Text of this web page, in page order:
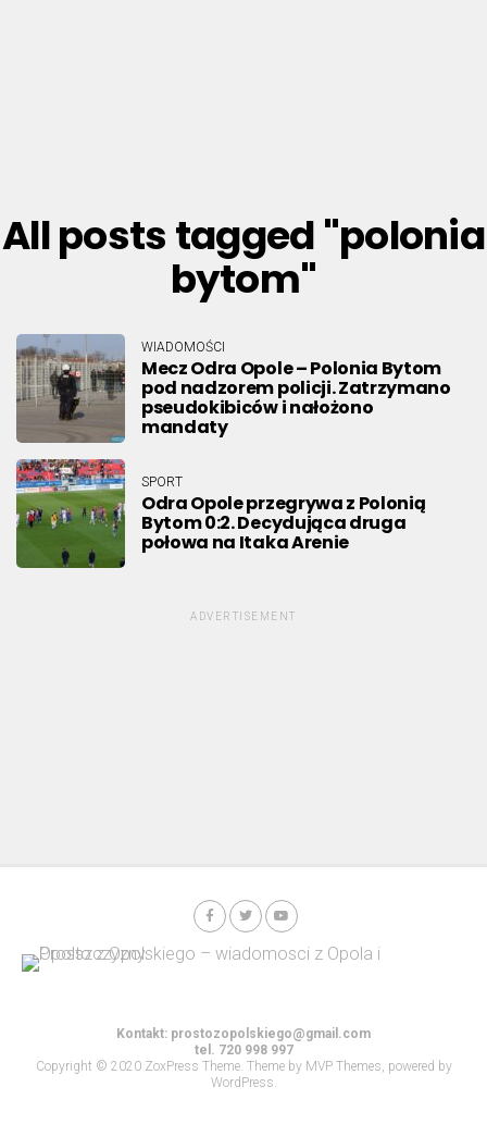
All posts tagged "polonia
bytom"
WIADOMOŚCI
Mecz Odra Opole – Polonia Bytom
pod nadzorem policji. Zatrzymano
pseudokibiców i nałożono
mandaty
SPORT
Odra Opole przegrywa z Polonią
Bytom 0:2. Decydująca druga
połowa na Itaka Arenie
ADVERTISEMENT
Kontakt: prostozopolskiego@gmail.com
tel. 720 998 997
Copyright © 2020 ZoxPress Theme. Theme by MVP Themes, powered by
WordPress.